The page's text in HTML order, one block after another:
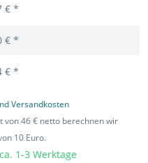
€ *
€ *
€ *
Versandkosten
von 46 € netto berechnen wir
10 Euro.
1-3 Werktage